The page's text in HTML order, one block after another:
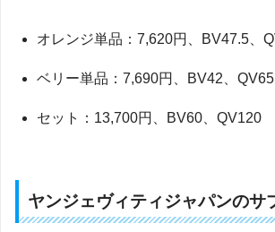
オレンジ単品：7,620円、BV47.5、
ベリー単品：7,690円、BV42、QV65
セット：13,700円、BV60、QV120
ヤンジェヴィティジャパンのサ